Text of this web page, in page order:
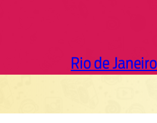
Rio de Janeiro